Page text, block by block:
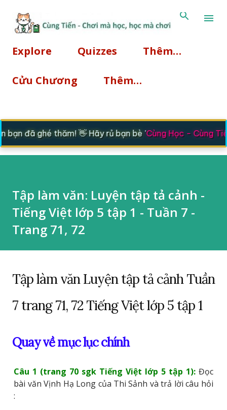
Explore Quizzes Thêm…
Cửu Chương Thêm…
đã ghé thăm! 👋 Hãy rủ bạn bè 'Cùng Học - Cùng Tiến
Tập làm văn: Luyện tập tả cảnh -
Tiếng Việt lớp 5 tập 1 - Tuần 7 -
Trang 71, 72
Tập làm văn Luyện tập tả cảnh Tuần
7 trang 71, 72 Tiếng Việt lớp 5 tập 1
Quay về mục lục chính
Câu 1 (trang 70 sgk Tiếng Việt lớp 5 tập 1):Đọc
bài văn Vịnh Hạ Long của Thi Sảnh và trả lời câu hỏi
: